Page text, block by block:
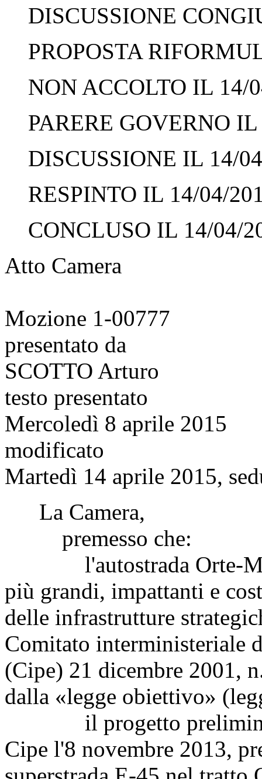
DISCUSSIONE
PROPOSTA
NON ACCOLTO IL 14/
PARERE GOVERNO
DISCUSSIONE IL 14/
RESPINTO IL 14/04/
CONCLUSO IL 14/04/
Atto Camera
Mozione 1-00777
presentato da
SCOTTO Arturo
testo presentato
Mercoledì 8 aprile 2015
modificato
Martedì 14 aprile 2015,
La Camera,
premesso che:
l'autostrada Orte-
più grandi, impattanti e
delle infrastrutture
Comitato interministeriale
(Cipe) 21 dicembre 2001,
dalla «legge obiettivo»
il progetto
Cipe l'8 novembre 2013,